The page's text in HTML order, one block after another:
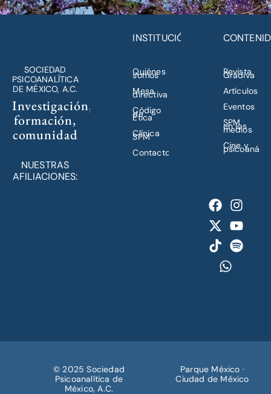
SOCIEDAD
PSICOANALÍTICA
DE MÉXICO, A.C.
Investigación,
formación,
comunidad
NUESTRAS
AFILIACIONES:
INSTITUCIÓN
Quiénes
somos
Mesa
directiva
Código
de
Ética
Clínica
SPM
Contacto
Revista
Gradiva
Artículos
Eventos
SPM
en los
medios
Cine y
© 2025 Sociedad
Psicoanalítica de
México, A.C.
Parque México ·
Ciudad de México